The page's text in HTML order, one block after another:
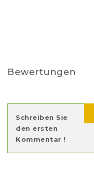
Bewertungen
Schreiben Sie
den ersten
Kommentar !